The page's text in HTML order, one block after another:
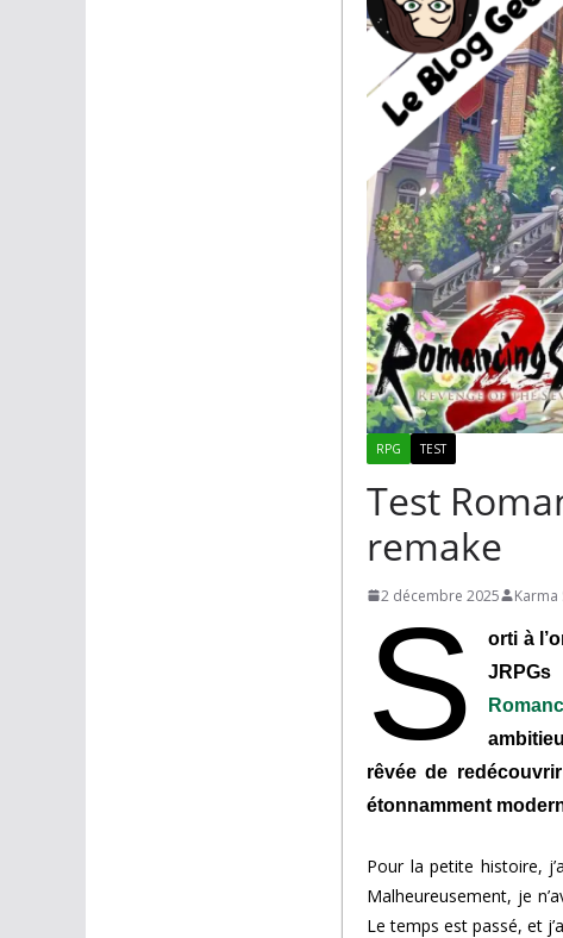
RPG TEST
Test
remake
2 décembre 2025 Karma
S orti à
rêvée de
étonnamment
Pour la petite histoire,
Malheureusement, je
Le temps est passé, et